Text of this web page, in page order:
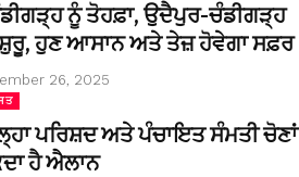
ਨੂੰ ਤੋਹਫ਼ਾ, ਉਦੈਪੁਰ-ਚੰਡੀਗੜ੍ਹ
ਸ਼ੁਰੂ, ਹੁਣ ਆਸਾਨ ਅਤੇ ਤੇਜ਼ ਹੋਵੇਗਾ ਸਫ਼ਰ
26, 2025
ਪਰਿਸ਼ਦ ਅਤੇ ਪੰਚਾਇਤ ਸੰਮਤੀ ਚੋਣਾਂ
ਹੈ ਐਲਾਨ